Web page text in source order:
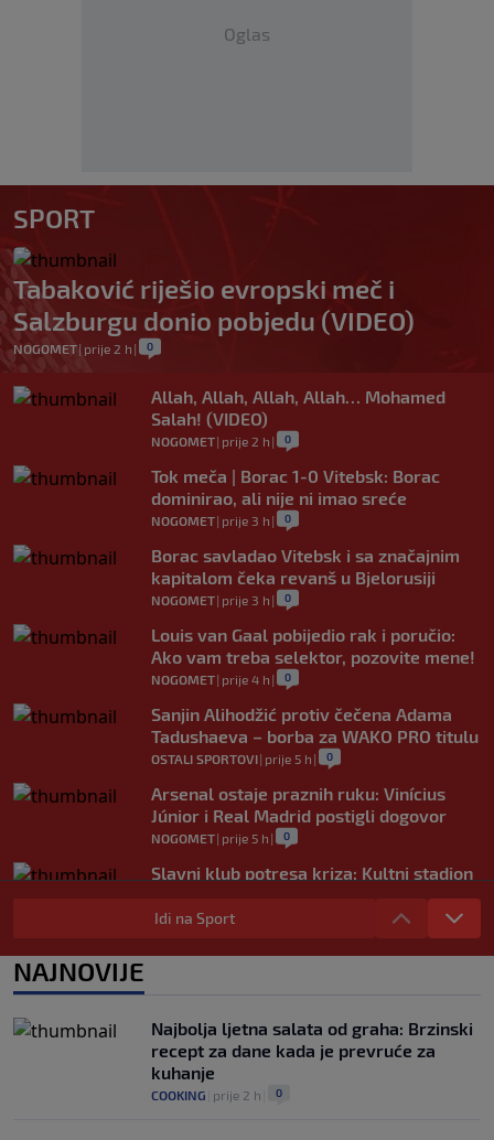
Oglas
SPORT
Tabaković riješio evropski meč i
Salzburgu donio pobjedu (VIDEO)
NOGOMET| prije 2 h | 0
Allah, Allah, Allah, Allah… Mohamed
Salah! (VIDEO)
NOGOMET| prije 2 h | 0
Tok meča | Borac 1-0 Vitebsk: Borac
dominirao, ali nije ni imao sreće
NOGOMET| prije 3 h | 0
Borac savladao Vitebsk i sa značajnim
kapitalom čeka revanš u Bjelorusiji
NOGOMET| prije 3 h | 0
Louis van Gaal pobijedio rak i poručio:
Ako vam treba selektor, pozovite mene!
NOGOMET| prije 4 h | 0
Sanjin Alihodžić protiv čečena Adama
Tadushaeva – borba za WAKO PRO titulu
OSTALI SPORTOVI| prije 5 h | 0
Arsenal ostaje praznih ruku: Vinícius
Júnior i Real Madrid postigli dogovor
NOGOMET| prije 5 h | 0
Slavni klub potresa kriza: Kultni stadion
u Italiji bit će prazan na početku sezone,
navijači objavili rat upravi
Idi na Sport
NAJNOVIJE
Najbolja ljetna salata od graha: Brzinski
recept za dane kada je prevruće za
kuhanje
COOKING prije 2 h 0